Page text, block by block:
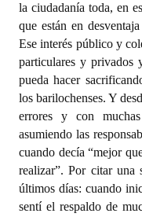
REFORMA DE LA
la ciudadanía toda, en
que están en
Ese interés público y
particulares y privados
pueda hacer
los barilochenses. Y
errores y con
asumiendo las
cuando decía “mejor
realizar”. Por citar una
últimos días: cuando
sentí el respaldo de